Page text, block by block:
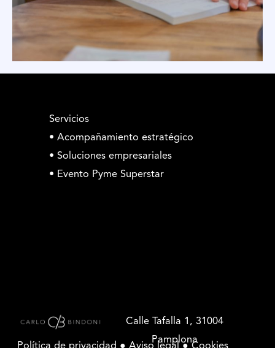
Servicios
• Acompañamiento estratégico
• Soluciones empresariales
• Evento Pyme Superstar
Calle Tafalla 1, 31004
Pamplona